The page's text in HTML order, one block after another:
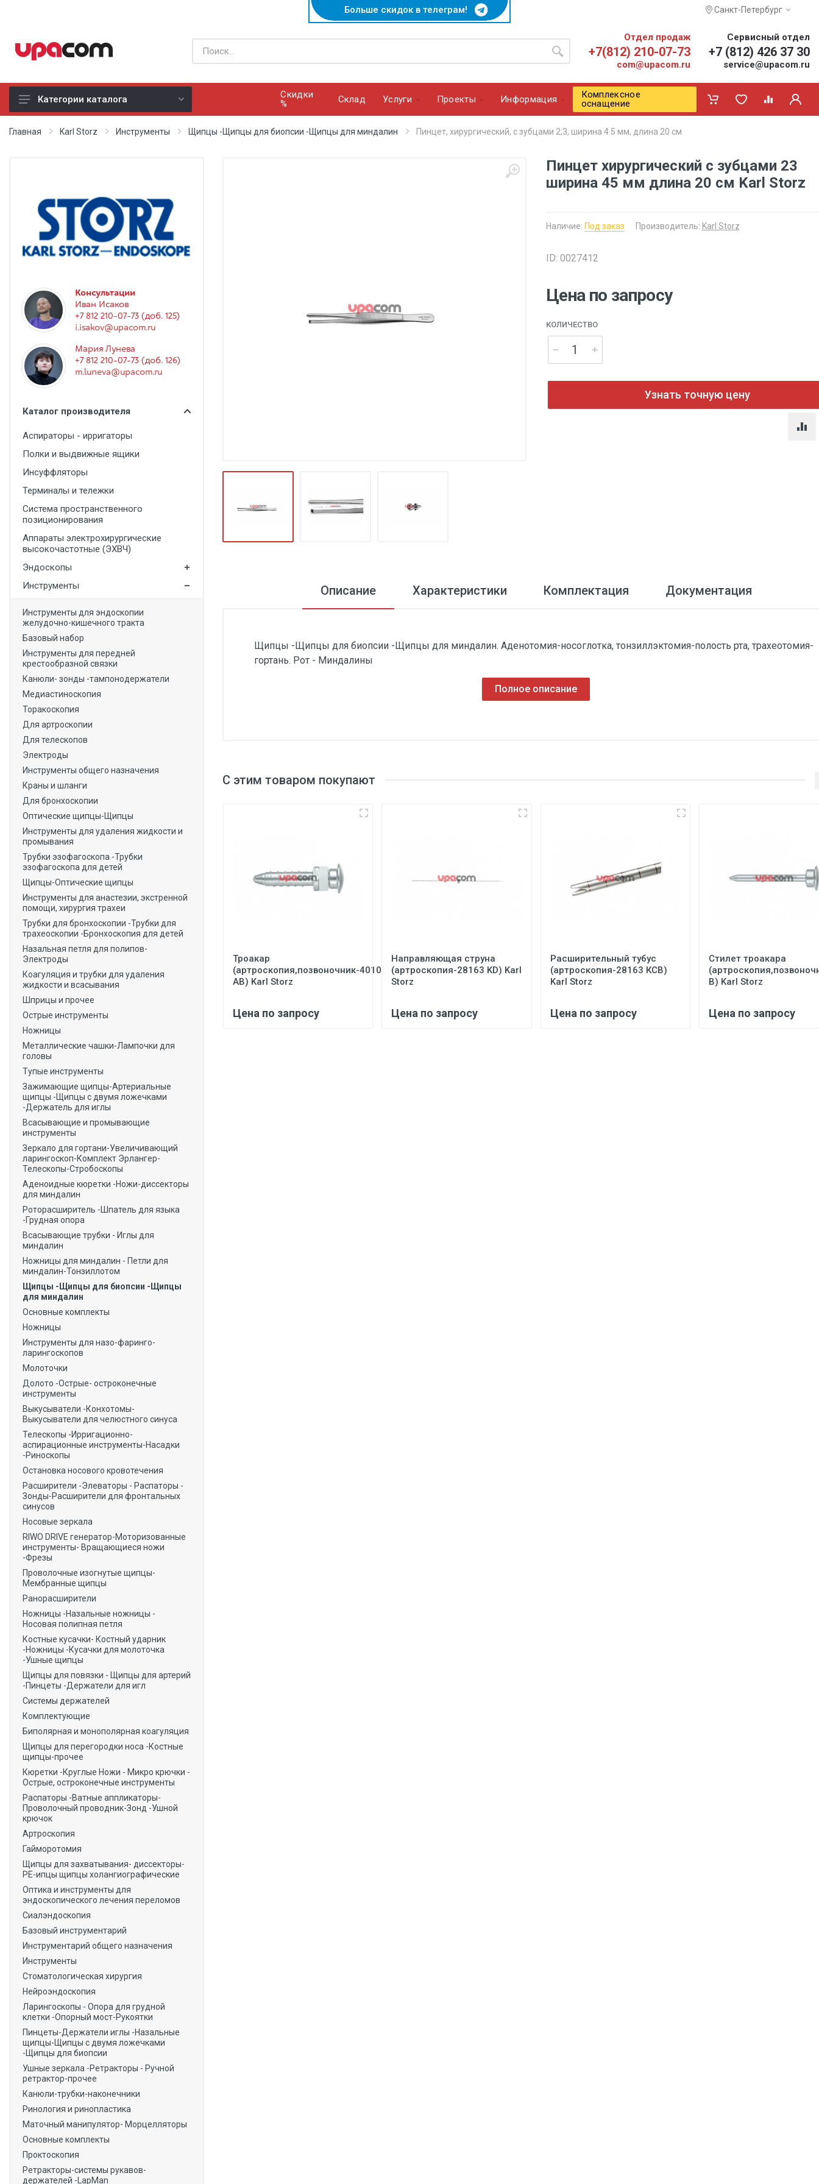
Больше скидок в телеграм! Санкт-Петербург
Отдел продаж
+7(812) 210-07-73
com@upacom.ru
Сервисный отдел
+7 (812) 426 37 30
service@upacom.ru
Б/У оборудование
Реанимация
Неонатология
Хирургия
Эндоскопия
Функциональная диагностика
Урология
Дезинфекция и стерилизация
Расходные материалы
Оториноларингология
Вспомогательное оборудование
Ветеринария
Стоматологическое оборудование
Лабораторное оборудование
Прачечное оборудование
Медицинские мониторы
Ортопедические товары
Косметология
Категории каталога
Скидки
%
Cклад Услуги Проекты Информация
Комплексное
оснащение
Главная Karl Storz Инструменты Щипцы -Щипцы для биопсии -Щипцы для миндалин Пинцет, хирургический, с зубцами 2;3, ширина 4.5 мм, длина 20 см
Консультации
Иван Исаков
+7 812 210-07-73 (доб. 125)
i.isakov@upacom.ru
Мария Лунева
+7 812 210-07-73 (доб. 126)
m.luneva@upacom.ru
Каталог производителя
Аспираторы - ирригаторы
Полки и выдвижные ящики
Инсуффляторы
Терминалы и тележки
Система пространственного
позиционирования
Аппараты электрохирургические
высокочастотные (ЭХВЧ)
Эндоскопы
Инструменты
Инструменты для эндоскопии
желудочно-кишечного тракта
Базовый набор
Инструменты для передней
крестообразной связки
Канюли- зонды -тампонодержатели
Медиастиноскопия
Торакоскопия
Для артроскопии
Для телескопов
Электроды
Инструменты общего назначения
Краны и шланги
Для бронхоскопии
Оптические щипцы-Щипцы
Инструменты для удаления жидкости и
промывания
Трубки эзофагоскопа -Трубки
эзофагоскопа для детей
Щипцы-Оптические щипцы
Инструменты для анастезии, экстренной
помощи, хирургия трахеи
Трубки для бронхоскопии -Трубки для
трахеоскопии -Бронхоскопия для детей
Назальная петля для полипов-
Электроды
Коагуляция и трубки для удаления
жидкости и всасывания
Шприцы и прочее
Острые инструменты
Ножницы
Металлические чашки-Лампочки для
головы
Тупые инструменты
Зажимающие щипцы-Артериальные
щипцы -Щипцы с двумя ложечками
-Держатель для иглы
Всасывающие и промывающие
инструменты
Зеркало для гортани-Увеличивающий
ларингоскоп-Комплект Эрлангер-
Телескопы-Стробоскопы
Аденоидные кюретки -Ножи-диссекторы
для миндалин
Роторасширитель -Шпатель для языка
-Грудная опора
Всасывающие трубки - Иглы для
миндалин
Ножницы для миндалин - Петли для
миндалин-Тонзиллотом
Щипцы -Щипцы для биопсии -Щипцы
для миндалин
Основные комплекты
Ножницы
Инструменты для назо-фаринго-
ларингоскопов
Молоточки
Долото -Острые- остроконечные
инструменты
Выкусыватели -Конхотомы-
Выкусыватели для челюстного синуса
Телескопы -Ирригационно-
аспирационные инструменты-Насадки
-Риноскопы
Остановка носового кровотечения
Расширители -Элеваторы - Распаторы -
Зонды-Расширители для фронтальных
синусов
Носовые зеркала
RIWO DRIVE генератор-Моторизованные
инструменты- Вращающиеся ножи
-Фрезы
Проволочные изогнутые щипцы-
Мембранные щипцы
Ранорасширители
Ножницы -Назальные ножницы -
Носовая полипная петля
Костные кусачки- Костный ударник
-Ножницы -Кусачки для молоточка
-Ушные щипцы
Щипцы для повязки - Щипцы для артерий
-Пинцеты -Держатели для игл
Системы держателей
Комплектующие
Биполярная и монополярная коагуляция
Щипцы для перегородки носа -Костные
щипцы-прочее
Кюретки -Круглые Ножи - Микро крючки -
Острые, остроконечные инструменты
Распаторы -Ватные аппликаторы-
Проволочный проводник-Зонд -Ушной
крючок
Артроскопия
Гайморотомия
Щипцы для захватывания- диссекторы-
РЕ-ипцы щипцы холангиографические
Оптика и инструменты для
эндоскопического лечения переломов
Сиалэндоскопия
Базовый инструментарий
Инструментарий общего назначения
Инструменты
Стоматологическая хирургия
Нейроэндоскопия
Ларингоскопы - Опора для грудной
клетки -Опорный мост-Рукоятки
Пинцеты-Держатели иглы -Назальные
щипцы-Щипцы с двумя ложечками
-Щипцы для биопсии
Ушные зеркала -Ретракторы - Ручной
ретрактор-прочее
Канюли-трубки-наконечники
Ринология и ринопластика
Маточный манипулятор- Морцелляторы
Основные комплекты
Проктоскопия
Ретракторы-системы рукавов-
держателей -LapMan
Пинцет хирургический с зубцами 23
ширина 45 мм длина 20 см Karl Storz
Наличие: Под заказ Производитель: Karl Storz
ID: 0027412
Цена по запросу
КОЛИЧЕСТВО
Узнать точную цену
Описание Характеристики Комплектация Документация
Щипцы -Щипцы для биопсии -Щипцы для миндалин. Аденотомия-носоглотка, тонзиллэктомия-полость рта, трахеотомия-
гортань. Рот - Миндалины
Полное описание
С этим товаром покупают
Троакар
(артроскопия,позвоночник-40103
АВ) Karl Storz
Цена по запросу
Направляющая струна
(артроскопия-28163 KD) Karl
Storz
Цена по запросу
Расширительный тубус
(артроскопия-28163 КСВ)
Karl Storz
Цена по запросу
Стилет троакара
В) Karl Storz
Цена по запросу